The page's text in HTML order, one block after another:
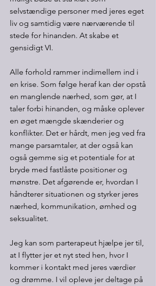
selvstændige personer med jeres eget
liv og samtidig være nærværende til
stede for hinanden. At skabe et
gensidigt VI.
Alle forhold rammer indimellem ind i
en krise. Som følge heraf kan der opstå
en manglende nærhed, som gør, at I
taler forbi hinanden, og måske oplever
en øget mængde skænderier og
konflikter. Det er hårdt, men jeg ved fra
mange parsamtaler, at der også kan
også gemme sig et potentiale for at
bryde med fastlåste positioner og
mønstre. Det afgørende er, hvordan I
håndterer situationen og styrker jeres
nærhed, kommunikation, ømhed og
seksualitet.
Jeg kan som parterapeut hjælpe jer til,
at I flytter jer et nyt sted hen, hvor I
kommer i kontakt med jeres værdier
og drømme. I vil opleve jer deltage på